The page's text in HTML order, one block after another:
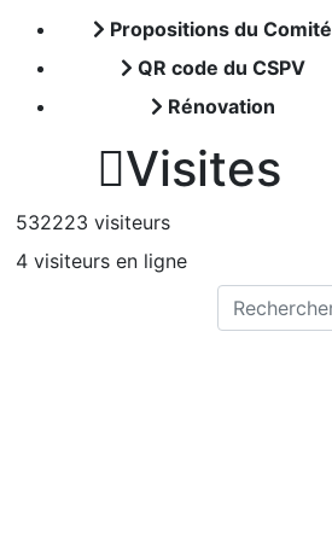
Propositions du Comité
QR code du CSPV
Rénovation
Visites
532223 visiteurs
4 visiteurs en ligne